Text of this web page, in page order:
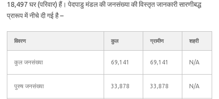
18,497 घर (परिवार) हैं। पेदपाडु मंडल की जनसंख्या की विस्तृत जानकारी सारणीबद्ध
प्रारूप में नीचे दी गई है –
विवरण कुल ग्रामीण शहरी
कुल जनसंख्या 69,141 69,141 N/A
पुरुष जनसंख्या 33,878 33,878 N/A